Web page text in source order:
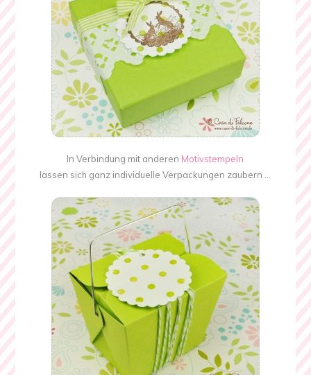
In Verbindung mit anderen Motivstempeln
lassen sich ganz individuelle Verpackungen zaubern …